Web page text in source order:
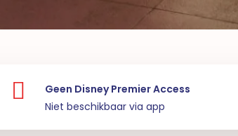
Geen Disney Premier Access
Niet beschikbaar via app